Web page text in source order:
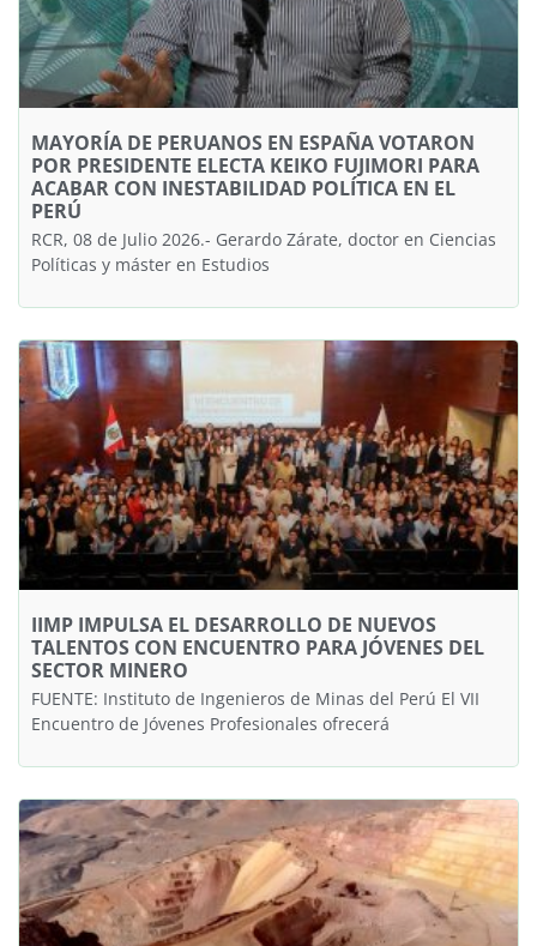
MAYORÍA DE PERUANOS EN ESPAÑA VOTARON
POR PRESIDENTE ELECTA KEIKO FUJIMORI PARA
ACABAR CON INESTABILIDAD POLÍTICA EN EL
PERÚ
RCR, 08 de Julio 2026.- Gerardo Zárate, doctor en Ciencias
Políticas y máster en Estudios
IIMP IMPULSA EL DESARROLLO DE NUEVOS
TALENTOS CON ENCUENTRO PARA JÓVENES DEL
SECTOR MINERO
FUENTE: Instituto de Ingenieros de Minas del Perú El VII
Encuentro de Jóvenes Profesionales ofrecerá